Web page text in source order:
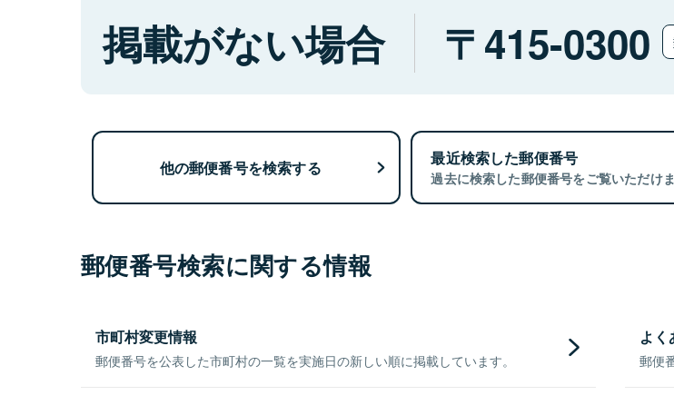
掲載がない場合 415-0300
他の郵便番号を検索する 最近検索した郵便番号
過去に検索した郵便番号をご覧いただけま
郵便番号検索に関する情報
市町村変更情報
郵便番号を公表した市町村の一覧を実施日の新しい順に掲載しています。
よ
郵便